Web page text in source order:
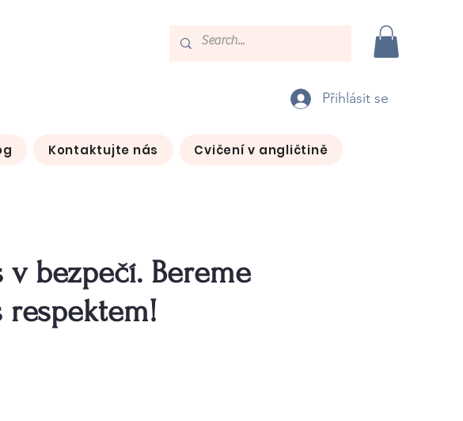
Přihlásit se
Kontaktujte nás Cvičení v angličtině
bezpečí. Bereme
respektem!